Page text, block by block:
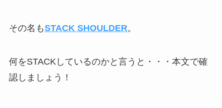
その名もSTACK SHOULDER。
何をSTACKしているのかと言うと・・・本文で確
認しましょう！